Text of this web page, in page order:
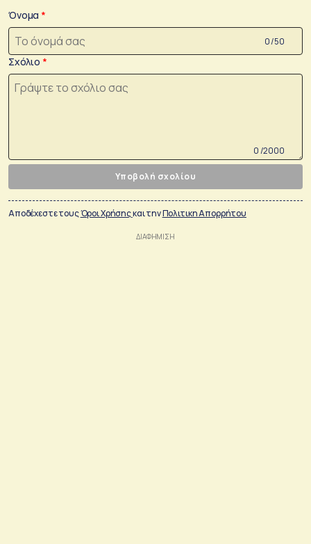
Όνομα
0 /50
Σχόλιο
0 /2000
Υποβολή σχολίου
Αποδέχεστε τουςΌροι Χρήσηςκαι τηνΠολιτικη Απορρήτου